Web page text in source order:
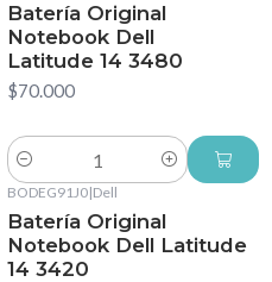
Batería Original
Notebook Dell
Latitude 14 3480
$70.000
Cantidad
BODEG91J0|Dell
Batería Original
Notebook Dell Latitude
14 3420